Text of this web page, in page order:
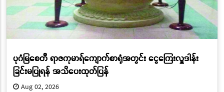
ပုဂံမြစေတီ ရာဇကုမာရ်ကျောက်စာရုံအတွင်း ငွေကြေးလှူဒါန်း
ခြင်းမပြုရန် အသိပေးထုတ်ပြန်
Aug 02, 2026